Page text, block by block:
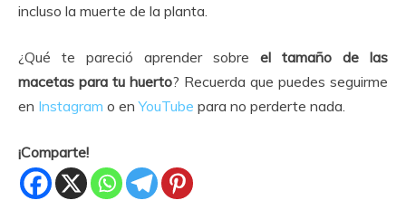
incluso la muerte de la planta.
¿Qué te pareció aprender sobre el tamaño de las
macetas para tu huerto? Recuerda que puedes seguirme
en Instagram o enYouTube para no perderte nada.
¡Comparte!